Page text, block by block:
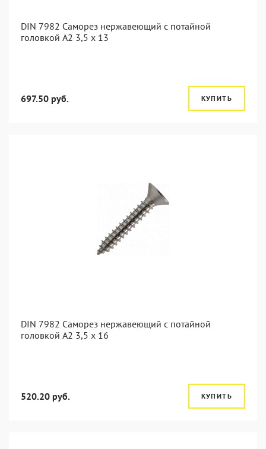
DIN 7982 Саморез нержавеющий с потайной
головкой А2 3,5 x 13
697.50 руб. КУПИТЬ
DIN 7982 Саморез нержавеющий с потайной
головкой А2 3,5 x 16
520.20 руб. КУПИТЬ